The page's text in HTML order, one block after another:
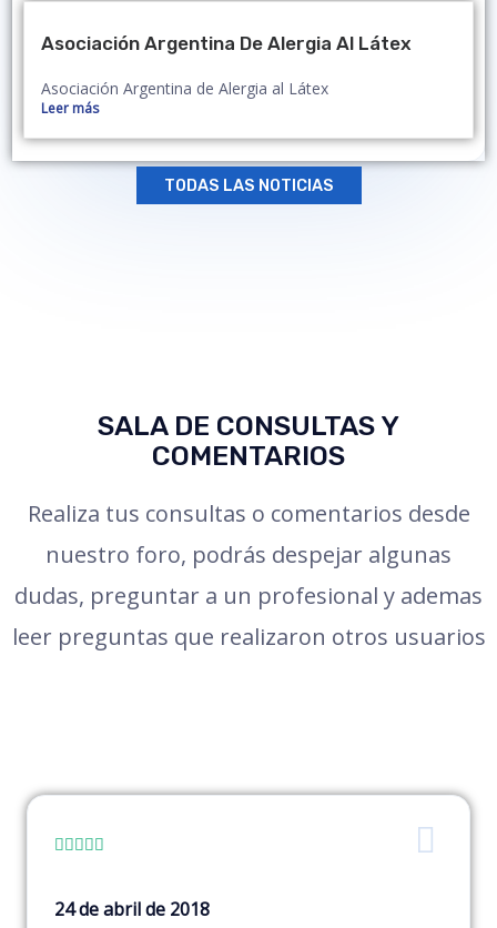
Asociación Argentina De Alergia Al Látex
Asociación Argentina de Alergia al Látex
Leer más
TODAS LAS NOTICIAS
SALA DE CONSULTAS Y
COMENTARIOS
Realiza tus consultas o comentarios desde
nuestro foro, podrás despejar algunas
dudas, preguntar a un profesional y ademas
leer preguntas que realizaron otros usuarios
    
24 de abril de 2018